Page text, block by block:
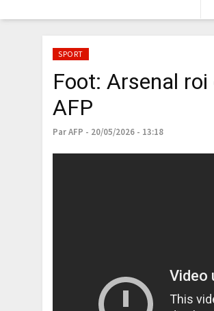
SPORT
Foot: Arsenal
AFP
Par AFP - 20/05/2026 - 13:18